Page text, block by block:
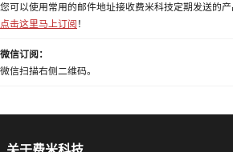
您可以使用常用的邮件地址接收费米科技定期发送的产
点击这里马上订阅 ！
微信订阅：
微信扫描右侧二维码。